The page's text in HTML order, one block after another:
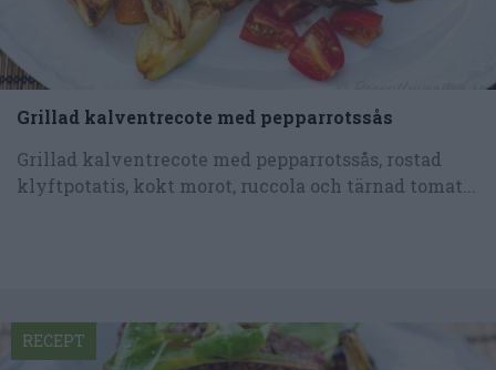
Grillad kalventrecote med pepparrotssås
Grillad kalventrecote med pepparrotssås, rostad
klyftpotatis, kokt morot, ruccola och tärnad tomat...
RECEPT